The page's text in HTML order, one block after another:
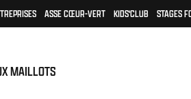
ASSE CŒUR-VERT KIDS'CLUB STAGES
MAILLOTS